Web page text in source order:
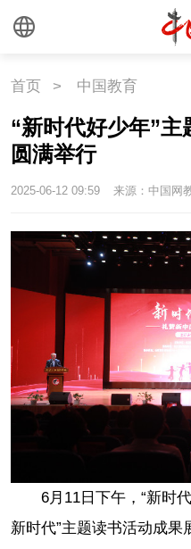
首页 > 中国教育
“新时代好少年”
圆满举行
2025-06-12 09:59 来源：中国网
6月11日下午，“新
新时代”主题读书活动成果